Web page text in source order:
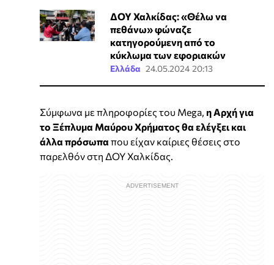
ΔΟΥ Χαλκίδας: «Θέλω να
πεθάνω» φώναζε
κατηγορούμενη από το
κύκλωμα των εφοριακών
Ελλάδα 24.05.2024 20:13
Σύμφωνα με πληροφορίες του Mega, η Αρχή για
το Ξέπλυμα Μαύρου Χρήματος θα ελέγξει και
άλλα πρόσωπα που είχαν καίριες θέσεις στο
παρελθόν στη ΔΟΥ Χαλκίδας.